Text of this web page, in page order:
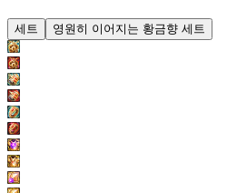
세트 영원히 이어지는 황금향 세트